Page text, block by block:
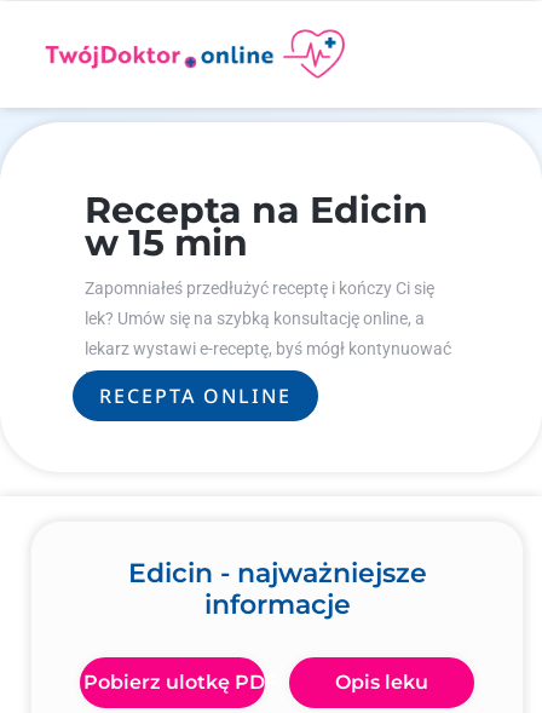
Recepta na Edicin
w 15 min
Zapomniałeś przedłużyć receptę i kończy Ci się
lek? Umów się na szybką konsultację online, a
lekarz wystawi e-receptę, byś mógł kontynuować
leczenie.
RECEPTA ONLINE
Edicin - najważniejsze
informacje
Pobierz ulotkę PDF Opis leku